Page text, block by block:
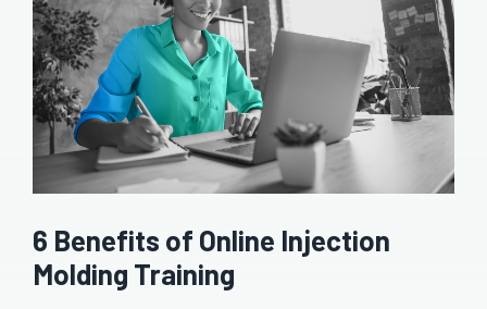
6 Benefits of Online Injection
Molding Training